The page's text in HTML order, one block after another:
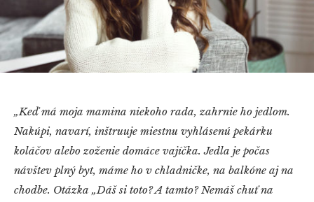
„Keď má moja mamina niekoho rada, zahrnie ho jedlom.
Nakúpi, navarí, inštruuje miestnu vyhlásenú pekárku
koláčov alebo zoženie domáce vajíčka. Jedla je počas
návštev plný byt, máme ho v chladničke, na balkóne aj na
chodbe. Otázka „Dáš si toto? A tamto? Nemáš chuť na